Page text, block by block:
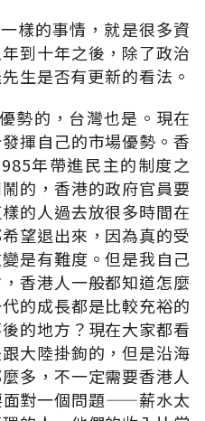
樣的事情，就是很多資
到十年之後，除了政治
生是否有更新的看法。
勢的，台灣也是。現在
揮自己的市場優勢。香
年帶進民主的制度之
的，香港的政府官員要
的人過去放很多時間在
望退出來，因為真的受
是有難度。但是我自己
香港人一般都知道怎麼
的成長都是比較充裕的
的地方？現在大家都看
大陸掛鉤的，但是沿海
多，不一定需要香港人
面對一個問題——薪水太